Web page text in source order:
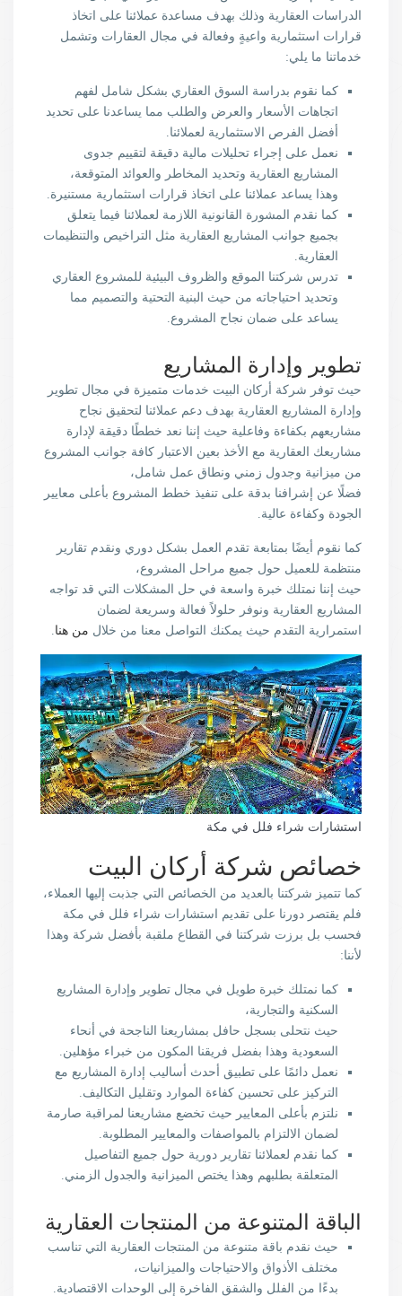
الدراسات العقارية وذلك بهدف مساعدة عملائنا على اتخاذ
قرارات استثمارية واعيةٍ وفعالة في مجال العقارات وتشمل
خدماتنا ما يلي:
كما نقوم بدراسة السوق العقاري بشكل شامل لفهم
اتجاهات الأسعار والعرض والطلب مما يساعدنا على تحديد
أفضل الفرص الاستثمارية لعملائنا.
نعمل على إجراء تحليلات مالية دقيقة لتقييم جدوى
المشاريع العقارية وتحديد المخاطر والعوائد المتوقعة،
وهذا يساعد عملائنا على اتخاذ قرارات استثمارية مستنيرة.
كما نقدم المشورة القانونية اللازمة لعملائنا فيما يتعلق
بجميع جوانب المشاريع العقارية مثل التراخيص والتنظيمات
العقارية.
تدرس شركتنا الموقع والظروف البيئية للمشروع العقاري
وتحديد احتياجاته من حيث البنية التحتية والتصميم مما
يساعد على ضمان نجاح المشروع.
تطوير وإدارة المشاريع
حيث توفر شركة أركان البيت خدمات متميزة في مجال تطوير
وإدارة المشاريع العقارية بهدف دعم عملائنا لتحقيق نجاح
مشاريعهم بكفاءة وفاعلية حيث إننا نعد خططًا دقيقة لإدارة
مشاريعك العقارية مع الأخذ بعين الاعتبار كافة جوانب المشروع
من ميزانية وجدول زمني ونطاق عمل شامل،
فضلًا عن إشرافنا بدقة على تنفيذ خطط المشروع بأعلى معايير
الجودة وكفاءة عالية.
كما نقوم أيضًا بمتابعة تقدم العمل بشكل دوري ونقدم تقارير
منتظمة للعميل حول جميع مراحل المشروع،
حيث إننا نمتلك خبرة واسعة في حل المشكلات التي قد تواجه
المشاريع العقارية ونوفر حلولاً فعالة وسريعة لضمان
استمرارية التقدم حيث يمكنك التواصل معنا من خلال من هنا.
استشارات شراء فلل في مكة
خصائص شركة أركان البيت
كما تتميز شركتنا بالعديد من الخصائص التي جذبت إليها العملاء،
فلم يقتصر دورنا على تقديم استشارات شراء فلل في مكة
فحسب بل برزت شركتنا في القطاع ملقبة بأفضل شركة وهذا
لأننا:
كما نمتلك خبرة طويل في مجال تطوير وإدارة المشاريع
السكنية والتجارية،
حيث نتحلى بسجل حافل بمشاريعنا الناجحة في أنحاء
السعودية وهذا بفضل فريقنا المكون من خبراء مؤهلين.
نعمل دائمًا على تطبيق أحدث أساليب إدارة المشاريع مع
التركيز على تحسين كفاءة الموارد وتقليل التكاليف.
نلتزم بأعلى المعايير حيث تخضع مشاريعنا لمراقبة صارمة
لضمان الالتزام بالمواصفات والمعايير المطلوبة.
كما نقدم لعملائنا تقارير دورية حول جميع التفاصيل
المتعلقة بطلبهم وهذا يختص الميزانية والجدول الزمني.
الباقة المتنوعة من المنتجات العقارية
حيث نقدم باقة متنوعة من المنتجات العقارية التي تناسب
مختلف الأذواق والاحتياجات والميزانيات،
بدءًا من الفلل والشقق الفاخرة إلى الوحدات الاقتصادية.